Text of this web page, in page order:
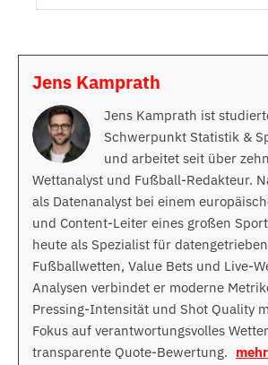
Jens Kamprath
Jens Kamprath ist
Schwerpunkt Statistik &
und arbeitet seit über
Wettanalyst und Fußball-Redakteur.
als Datenanalyst bei einem
und Content-Leiter eines großen
heute als Spezialist für
Fußballwetten, Value Bets und Live-
Analysen verbindet er moderne
Pressing-Intensität und Shot Quality
Fokus auf verantwortungsvolles
transparente Quote-Bewertung.